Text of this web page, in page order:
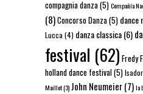
compagnia danza(5)Compañía
(8)Concorso Danza(5) dance
Lucca (4) danza classica(6)
festival (62) Fredy
holland dance festival(5)
Maillot(3)John Neumeier(7)la